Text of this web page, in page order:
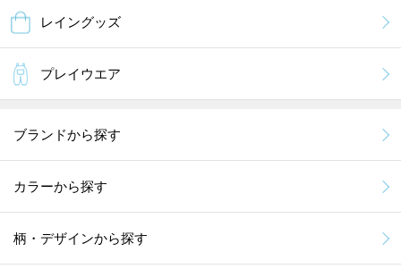
レイングッズ
プレイウエア
ブランドから探す
カラーから探す
柄・デザインから探す